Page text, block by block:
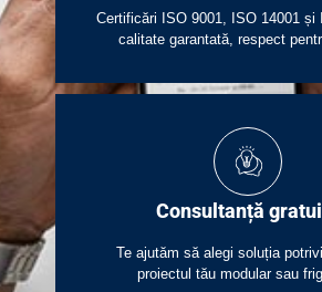
Certificări ISO 9001, ISO 14001 și
calitate garantată, respect
Consultanță
Te ajutăm să alegi soluția
proiectul tău modular sau